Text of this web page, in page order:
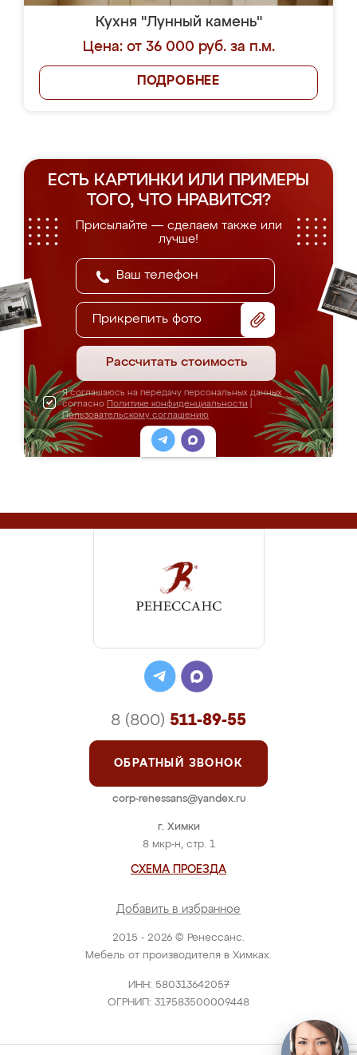
Кухня "Лунный камень"
Цена: от 36 000 руб. за п.м.
ПОДРОБНЕЕ
ЕСТЬ КАРТИНКИ ИЛИ ПРИМЕРЫ
ТОГО, ЧТО НРАВИТСЯ?
Присылайте — сделаем также или
лучше!
Прикрепить фото
Рассчитать стоимость
Я соглашаюсь на передачу персональных данных
согласно Политике конфиденциальности
Пользовательскому соглашению
2015 - 2026 © Ренессанс.
Мебель от производителя в Химках.
ИНН: 580313642057
ОГРНИП: 317583500009448
г. Химки
8 мкр-н, стр. 1
СХЕМА ПРОЕЗДА
Добавить в избранное
8 (800) 511-89-55
ОБРАТНЫЙ ЗВОНОК
corp-renessans@yandex.ru